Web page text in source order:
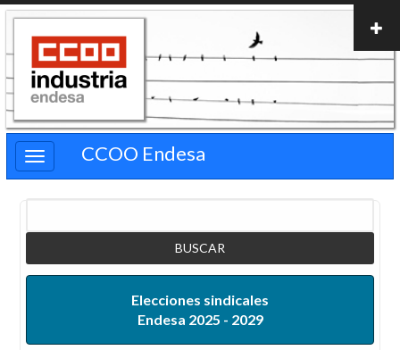
Pasar
contenido
principal
CCOO Endesa
Elecciones sindicales
Endesa 2025 - 2029